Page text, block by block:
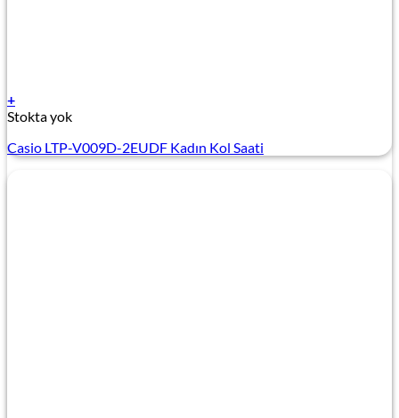
+
Stokta yok
Casio LTP-V009D-2EUDF Kadın Kol Saati